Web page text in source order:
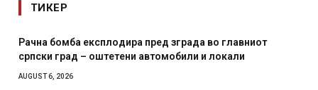
ТИКЕР
пред зграда во главниот
автомобили и локали
И Данска се
месечна воена